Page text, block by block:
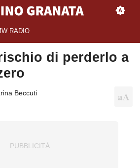
RADIO
di perderlo a
Beccuti